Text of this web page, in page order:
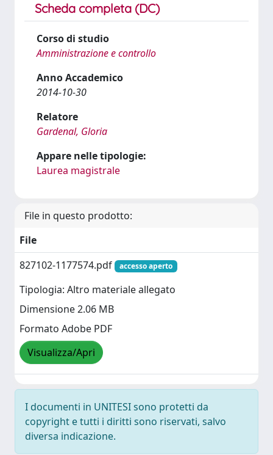
Scheda completa (DC)
Corso di studio
Amministrazione e controllo
Anno Accademico
2014-10-30
Relatore
Gardenal, Gloria
Appare nelle tipologie:
Laurea magistrale
File in questo prodotto:
File
827102-1177574.pdf
accesso aperto
Tipologia: Altro materiale allegato
Dimensione 2.06 MB
Formato Adobe PDF
Visualizza/Apri
I documenti in UNITESI sono protetti da
copyright e tutti i diritti sono riservati, salvo
diversa indicazione.